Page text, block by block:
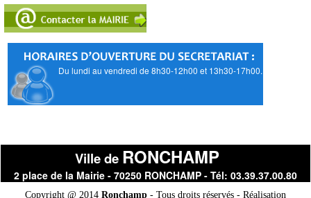
Du lundi au vendredi de 8h30-12h00 et 13h30-17h00.
Ville de RONCHAMP
2 place de la Mairie - 70250 RONCHAMP - Tél: 03.39.37.00.80
Copyright @ 2014 Ronchamp- Tous droits réservés - Réalisation